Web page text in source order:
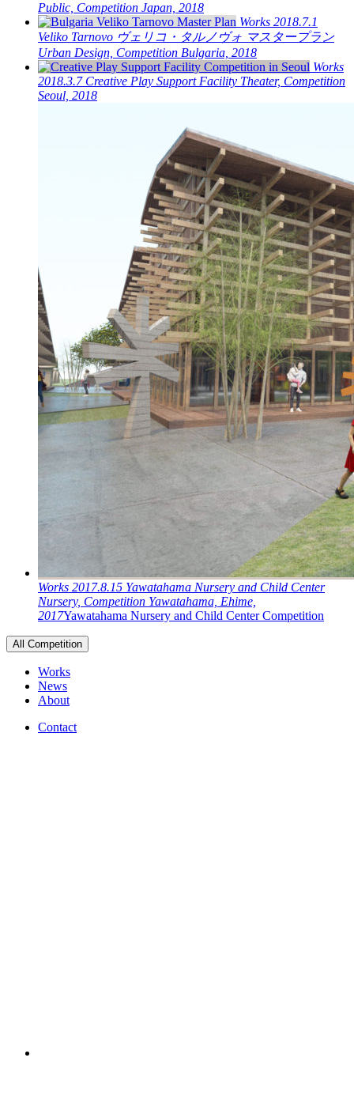
Public, Competition Japan, 2018
Works 2018.7.1
Veliko Tarnovo ヴェリコ・タルノヴォ マスタープラン
Urban Design, Competition Bulgaria, 2018
Works
2018.3.7 Creative Play Support Facility Theater, Competition
Seoul, 2018
Works 2017.8.15 Yawatahama Nursery and Child Center
Nursery, Competition Yawatahama, Ehime,
2017Yawatahama Nursery and Child Center Competition
All Competition
Works
News
About
Contact